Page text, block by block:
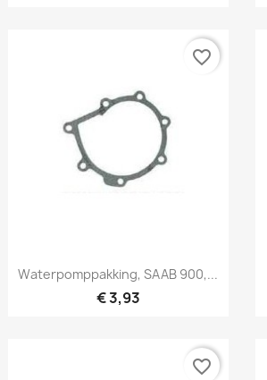
Snel bekijken
Waterpomppakking, SAAB 900,...
€ 3,93
favorite_border
favorite_border